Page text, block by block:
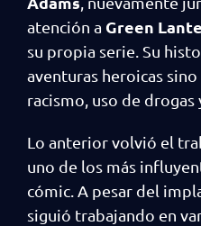
atención a Green
su propia serie. Su
aventuras heroicas
racismo, uso de drogas
Lo anterior volvió el
uno de los más
cómic. A pesar del
siguió trabajando en